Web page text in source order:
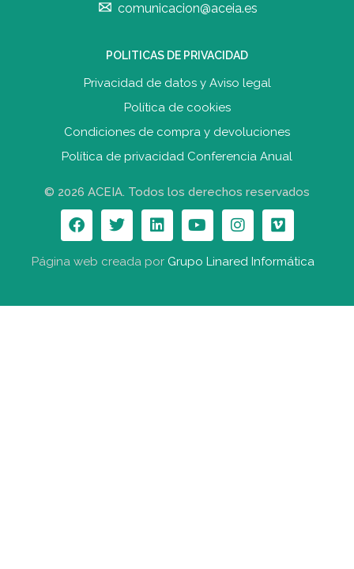
comunicacion@aceia.es
POLITICAS DE PRIVACIDAD
Privacidad de datos y Aviso legal
Política de cookies
Condiciones de compra y devoluciones
Política de privacidad Conferencia Anual
© 2026 ACEIA. Todos los derechos reservados
Página web creada por Grupo Linared Informática